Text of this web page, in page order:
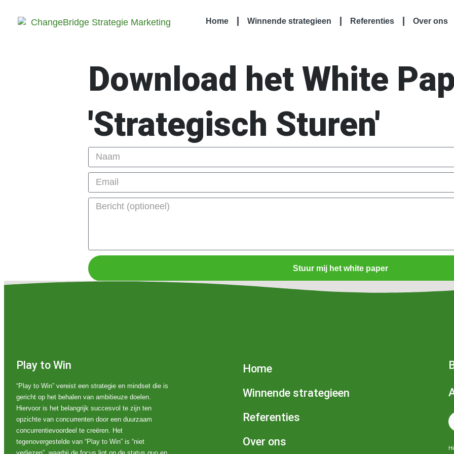
Home Winnende strategieen Referenties Over ons
Download het White
'Strategisch Sturen'
Stuur mij het white paper
Play to Win
“Play to Win” vereist een strategie en mindset die is
gericht op het behalen van ambitieuze doelen.
Hiervoor is het belangrijk succesvol te zijn ten
opzichte van concurrenten door een duurzaam
concurrentievoordeel te creëren. Het
tegenovergestelde van “Play to Win” is “niet
Home
Winnende strategieen
Referenties
Over ons